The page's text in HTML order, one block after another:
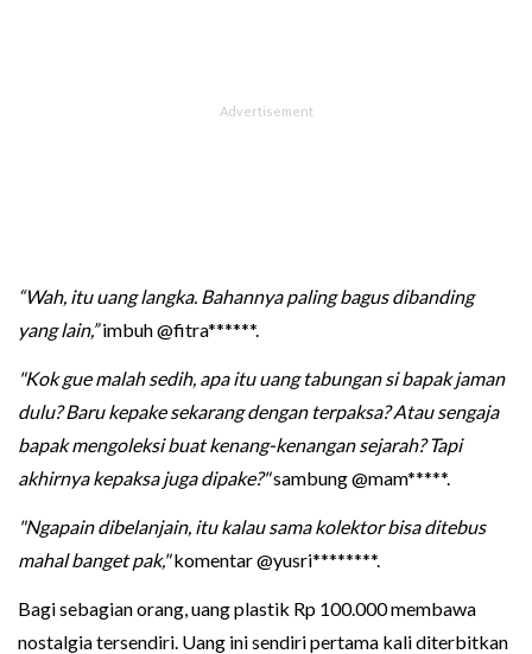
“Wah, itu uang langka. Bahannya paling bagus dibanding
yang lain,”imbuh @fitra******.
"Kok gue malah sedih, apa itu uang tabungan si bapak jaman
dulu? Baru kepake sekarang dengan terpaksa? Atau sengaja
bapak mengoleksi buat kenang-kenangan sejarah? Tapi
akhirnya kepaksa juga dipake?"sambung @mam*****.
"Ngapain dibelanjain, itu kalau sama kolektor bisa ditebus
mahal banget pak,"komentar @yusri********.
Bagi sebagian orang, uang plastik Rp 100.000 membawa
nostalgia tersendiri. Uang ini sendiri pertama kali diterbitkan